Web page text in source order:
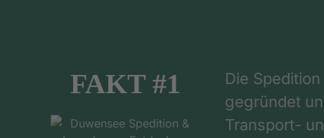
FAKT #1
Die
gegründet
Transport-